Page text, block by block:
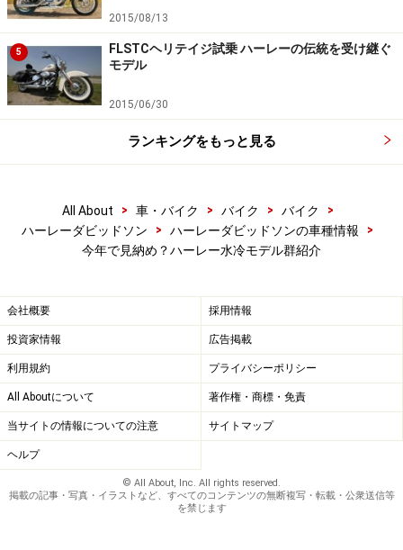
ものにならないほど戦闘的でスポーティな仕様となって
います。
ハーレーダビッドソン Vロッドファミリー VRSCDX ナイトロ
ッドスペシャル（2017年モデル）
日本人の体型や乗り方を完全に無視していたかのような
初代ナイトロッドから見比べると、ライディングポジシ
もちろんステップ位置がフォワードコントロール仕様な
ので踏ん張りが難しいという側面はありますが、このス
タイルこそがアメリカ流スポーツモデルなのだという前
提で楽しむバイクでもあります。ハーレーであってハー
レーではない、ナイトロッドスペシャルはそのままのス
タイルでも十分楽しめる一台なのです。
・キャラクター：★★★
2015/08/13
5
FLSTCヘリテイジ試乗 ハーレーの伝統を受け継ぐ
モデル
2015/06/30
ランキングをもっと見る
All About > 車・バイク > バイク > バイク
>
ハーレーダビッドソン
> ハーレーダビッドソンの車種情報
>
今年で見納め？ハーレー水冷モデル群紹介
会社概要 採用情報
投資家情報 広告掲載
利用規約 プライバシーポリシー
All Aboutについて 著作権・商標・免責
当サイトの情報についての注意 サイトマップ
ヘルプ
© All About, Inc. All rights reserved.
掲載の記事・写真・イラストなど、すべてのコンテンツの無断複写・転載・公衆送信等
を禁じます